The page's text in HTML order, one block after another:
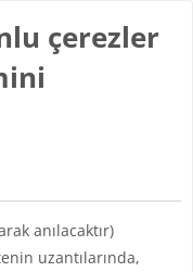
çerezler
anılacaktır)
uzantılarında,